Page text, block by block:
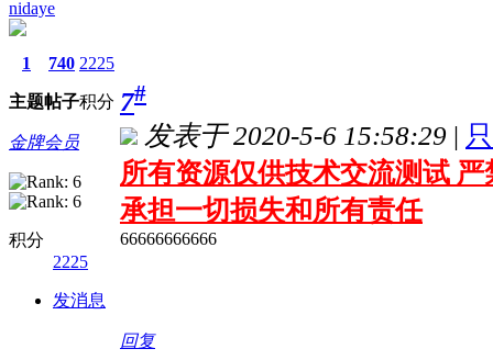
nidaye
1
主题
740
帖子
2225
积分
金牌会员
积分
2225
发消息
7#
发表于 2020-5-6 15:58:29 |
所有资源仅供技术交流测试
承担一切损失和所有责任
66666666666
回复